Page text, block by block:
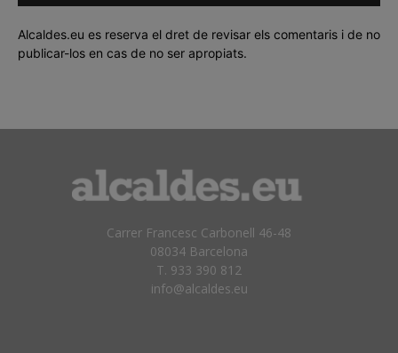
Alcaldes.eu es reserva el dret de revisar els comentaris i de no
publicar-los en cas de no ser apropiats.
Carrer Francesc Carbonell 46-48
08034 Barcelona
T. 933 390 812
info@alcaldes.eu